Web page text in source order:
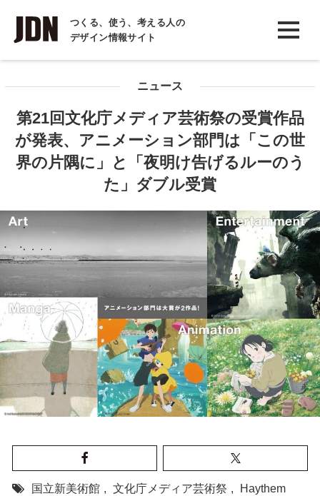
つくる、使う、考える人の
デザイン情報サイト
INTERVIEW
インタビュー
COLUMN
コラム
ニュース
第21回文化庁メディア芸術祭の受賞作品
が発表、アニメーション部門は「この世
界の片隅に」と「夜明け告げるルーのう
た」ダブル受賞
国立新美術館 , 文化庁メディア芸術祭 ,
Haythem